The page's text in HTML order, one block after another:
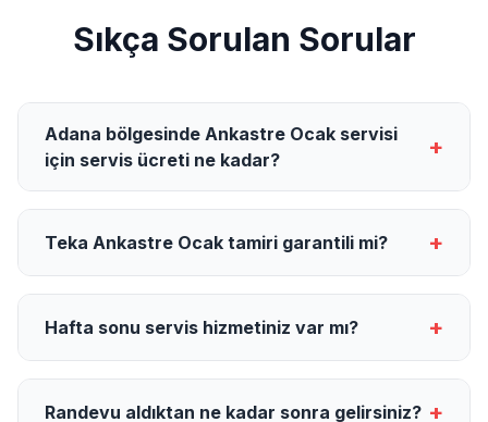
Sıkça Sorulan Sorular
Adana bölgesinde Ankastre Ocak servisi
için servis ücreti ne kadar?
+
Teka Ankastre Ocak tamiri garantili mi? +
Hafta sonu servis hizmetiniz var mı? +
Randevu aldıktan ne kadar sonra gelirsiniz? +